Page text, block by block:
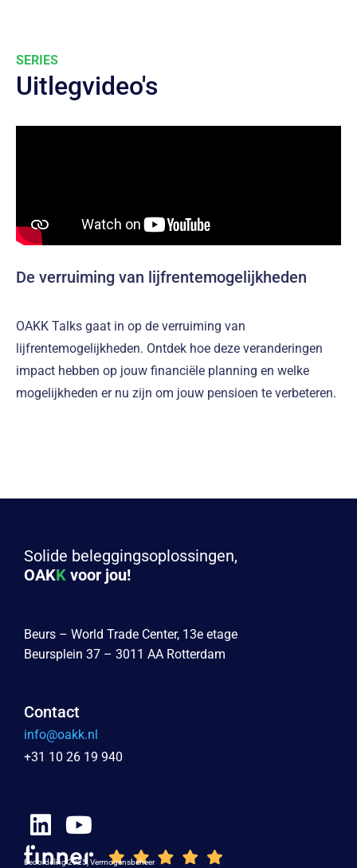
SERIES
Uitlegvideo's
De verruiming van lijfrentemogelijkheden
OAKK Talks gaat in op de verruiming van
lijfrentemogelijkheden. Ontdek hoe deze veranderingen
impact hebben op jouw financiële planning en welke
mogelijkheden er nu zijn om jouw pensioen te verbeteren.
Solide beleggingsoplossingen,
OAKK voor jou!
Beurs – World Trade Center, 13e etage
Beursplein 37 – 3011 AA Rotterdam
Contact
info@oakk.nl
+31 10 26 19 940
Beoordeling 2025, Vermogensbeheer